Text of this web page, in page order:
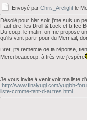
Envoyé par Chris_Arclight le
Désolé pour hier soir, j'me suis un
Faut dire, les Droll & Lock et la Ice
Du coup, le matin, on me propose
qu'ils vont partir pour du Mermail,
Bref, j'te remercie de ta réponse,
Merci beaucoup, à très vite j'espère
Je vous invite à venir voir ma liste
:http://www.finalyugi.com/yugioh-
liste-comme-tant-d-autres.html